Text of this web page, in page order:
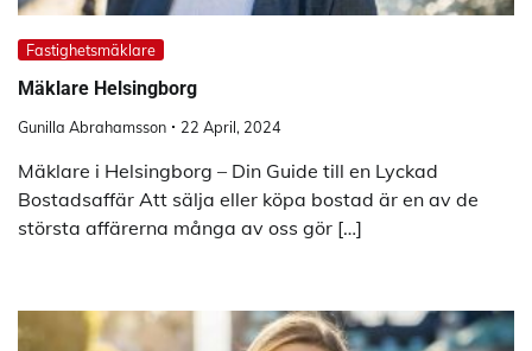
Fastighetsmäklare
Mäklare Helsingborg
Gunilla Abrahamsson 22 April, 2024
Mäklare i Helsingborg – Din Guide till en Lyckad
Bostadsaffär Att sälja eller köpa bostad är en av de
största affärerna många av oss gör […]